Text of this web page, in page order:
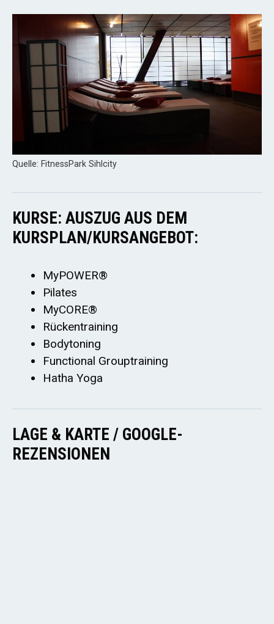
Quelle: FitnessPark Sihlcity
KURSE: AUSZUG AUS DEM
KURSPLAN/KURSANGEBOT:
MyPOWER®
Pilates
MyCORE®
Rückentraining
Bodytoning
Functional Grouptraining
Hatha Yoga
LAGE & KARTE / GOOGLE-
REZENSIONEN